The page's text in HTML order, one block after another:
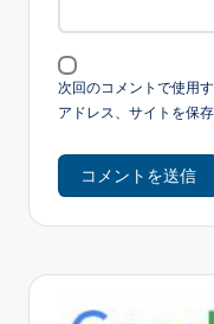
次回のコメントで使用
アドレス、サイトを保存